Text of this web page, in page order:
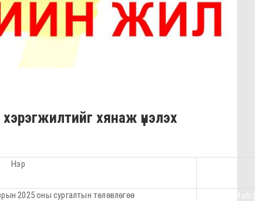
хэрэгжилтийг хянаж үнэлэх
Нэр
2025 оны сургалтын төлөвлөгөө https://